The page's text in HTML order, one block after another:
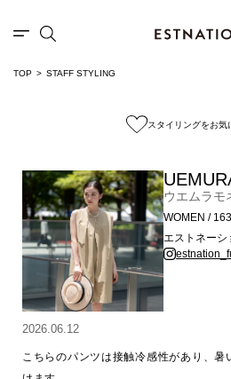
TOP STAFF STYLING
スタイリングをお気
ウエムラモ
WOMEN /
エストネーシ
2026.06.12
こちらのパンツは接触冷感性があり、